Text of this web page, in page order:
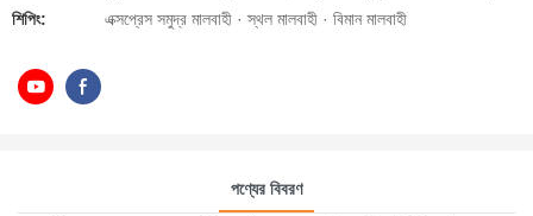
শিপিং:
এক্সপ্রেস সমুদ্র মালবাহী · স্থল মালবাহী · বিমান মালবাহী
পণ্যের বিবরণ